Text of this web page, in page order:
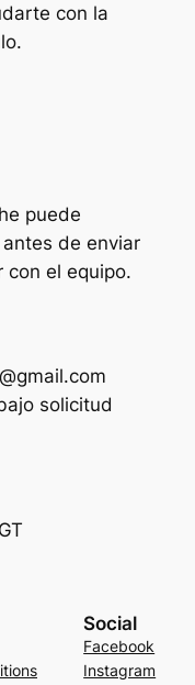
con la
puede
de enviar
con el equipo.
solicitud
Social
Facebook
Instagram